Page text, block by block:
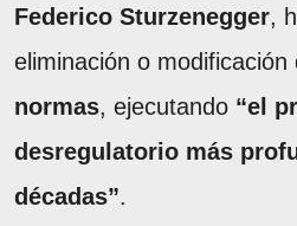
Federico Sturzenegger,
eliminación o modificación
normas, ejecutando “el
desregulatorio más
décadas”.